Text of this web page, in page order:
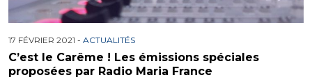
17 FÉVRIER 2021 - ACTUALITÉS
C’est le Carême ! Les émissions spéciales
proposées par Radio Maria France